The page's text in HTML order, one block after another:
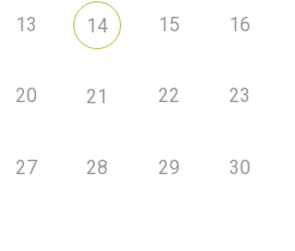
13 14 15 16
20 21 22 23
27 28 29 30